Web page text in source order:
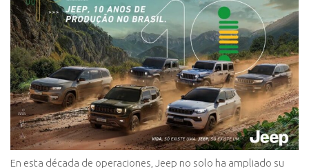
En esta década de operaciones, Jeep no solo ha ampliado su